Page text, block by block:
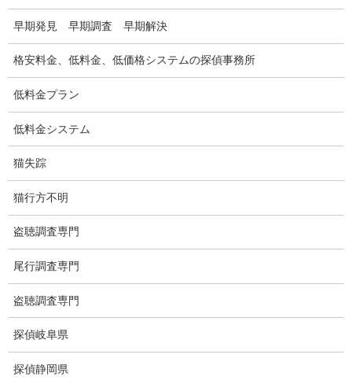
浮気調査関連調査
盗聴調査
盗聴調査料金
盗聴器の種類
ご依頼の注意点
世界の盗聴事情
弊社が選ばれる理由
盗撮器
盗撮調査愛知県
早期発見 早期調査 早期解決
格安料金、低料金、低価格システムの探偵事務所
低料金プラン
低料金システム
猫失踪
猫行方不明
盗聴調査専門
尾行調査専門
盗聴調査専門
探偵岐阜県
探偵静岡県